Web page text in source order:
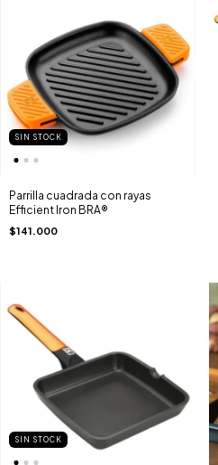
SIN STOCK
Parrilla cuadrada con rayas
Efficient Iron BRA®
$141.000
SIN STOCK